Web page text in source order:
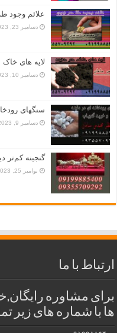
علائم وجود
دسامبر 23, 2023
لایه های خاک
دسامبر 10, 2023
سنگهای
دسامبر 9, 2023
گنجینه کم‌تر
نوامبر 25, 2023
ارتباط با ما
برای مشاوره
ها با شماره های زیر